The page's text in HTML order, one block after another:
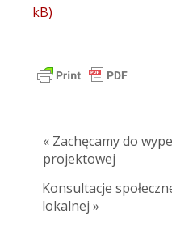
« Zachęcamy do
projektowej
Konsultacje
lokalnej »